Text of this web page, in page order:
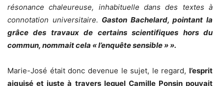
résonance chaleureuse, inhabituelle dans des textes à
connotation universitaire. Gaston Bachelard, pointant la
grâce des travaux de certains scientifiques hors du
commun, nommait cela « l’enquête sensible » ».
Marie-José était donc devenue le sujet, le regard, l’esprit
aiguisé et juste à travers lequel Camille Ponsin pouvait